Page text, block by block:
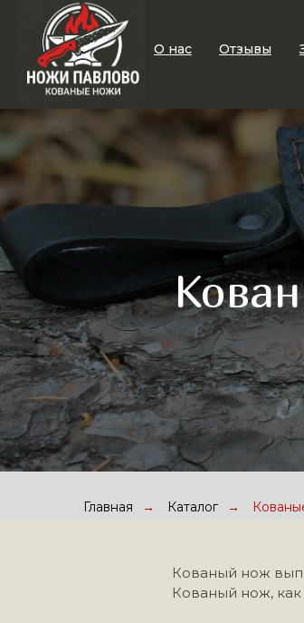
Отзывы
О нас
Главная → Каталог →
Кованый нож
Кованый нож,